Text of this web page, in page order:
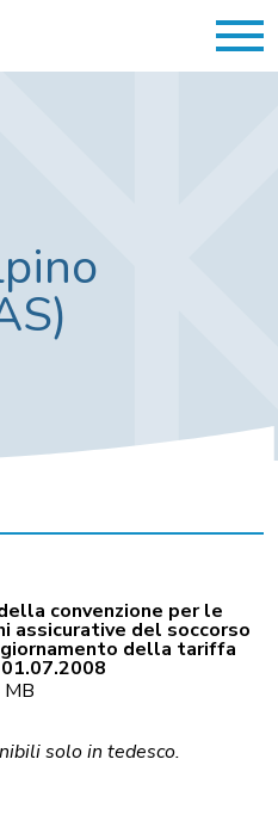
convenzione per le
assicurative del soccorso
della tariffa
solo in tedesco.